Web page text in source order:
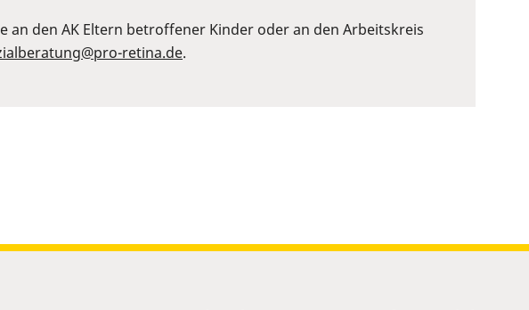
an den AK Eltern betroffener Kinder oder an den Arbeitskreis
retina.de.